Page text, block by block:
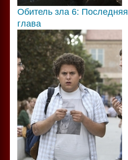
Обитель зла 6: Последняя
глава